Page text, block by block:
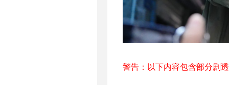
警告：以下内容包含部分剧透